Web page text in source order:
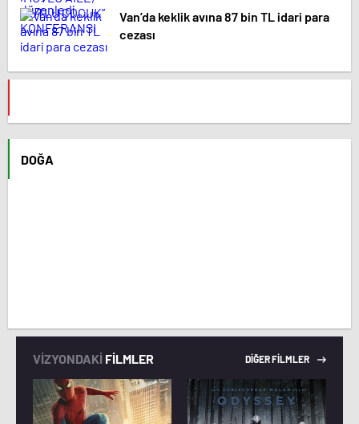
Van’da keklik avına 87 bin TL idari para
cezası
DOĞA
VİZYONDAKİ FİLMLER DİĞER FİLMLER